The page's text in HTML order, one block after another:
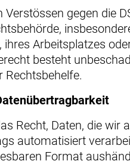
Verstössen gegen die
ihres Arbeitsplatzes
besteht
Rechtsbehelfe.
Recht, Daten, die wir
automatisiert
Format